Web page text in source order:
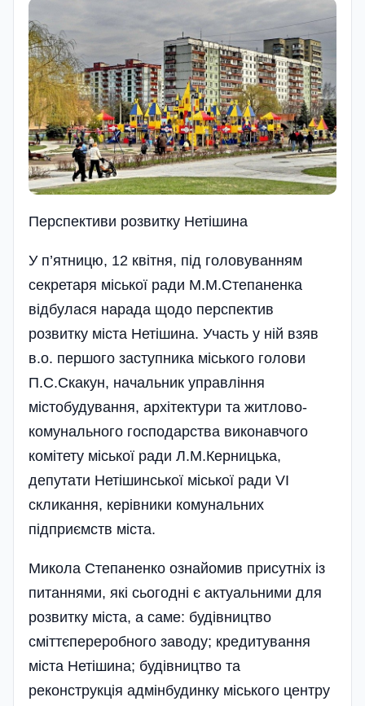
Перспективи розвитку Нетiшина
У п’ятницю, 12 квітня, під головуванням
секретаря міської ради М.М.Степаненка
відбулася нарада щодо перспектив
розвитку міста Нетішина. Участь у ній взяв
в.о. першого заступника місь­кого голови
П.С.Скакун, начальник управ­ління
містобудування, архітектури та житлово-
комунального господарства виконавчого
комітету міської ради Л.М.Керницька,
депутати Нетішинської міської ради VI
скликання, керівники комунальних
підприємств міста.
Микола Степаненко ознайомив присутніх із
питаннями, які сьогодні є актуальними для
розвитку міста, а саме: будівництво
сміттєпереробного заводу; кредитування
міста Нетішина; будівництво та
реконструкція адмінбудинку місь­кого центру